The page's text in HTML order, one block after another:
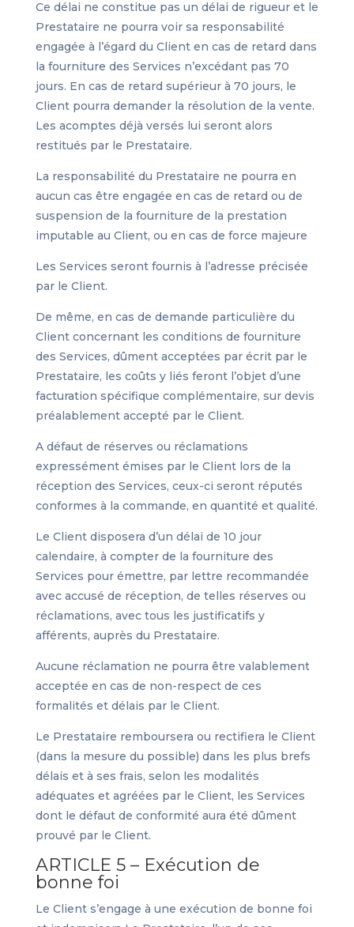
Ce délai ne constitue pas un délai de rigueur et le
Prestataire ne pourra voir sa responsabilité
engagée à l’égard du Client en cas de retard dans
la fourniture des Services n’excédant pas 70
jours. En cas de retard supérieur à 70 jours, le
Client pourra demander la résolution de la vente.
Les acomptes déjà versés lui seront alors
restitués par le Prestataire.
La responsabilité du Prestataire ne pourra en
aucun cas être engagée en cas de retard ou de
suspension de la fourniture de la prestation
imputable au Client, ou en cas de force majeure
Les Services seront fournis à l’adresse précisée
par le Client.
De même, en cas de demande particulière du
Client concernant les conditions de fourniture
des Services, dûment acceptées par écrit par le
Prestataire, les coûts y liés feront l’objet d’une
facturation spécifique complémentaire, sur devis
préalablement accepté par le Client.
A défaut de réserves ou réclamations
expressément émises par le Client lors de la
réception des Services, ceux-ci seront réputés
conformes à la commande, en quantité et qualité.
Le Client disposera d’un délai de 10 jour
calendaire, à compter de la fourniture des
Services pour émettre, par lettre recommandée
avec accusé de réception, de telles réserves ou
réclamations, avec tous les justificatifs y
afférents, auprès du Prestataire.
Aucune réclamation ne pourra être valablement
acceptée en cas de non-respect de ces
formalités et délais par le Client.
Le Prestataire remboursera ou rectifiera le Client
(dans la mesure du possible) dans les plus brefs
délais et à ses frais, selon les modalités
adéquates et agréées par le Client, les Services
dont le défaut de conformité aura été dûment
prouvé par le Client.
ARTICLE 5 – Exécution de
bonne foi
Le Client s’engage à une exécution de bonne foi